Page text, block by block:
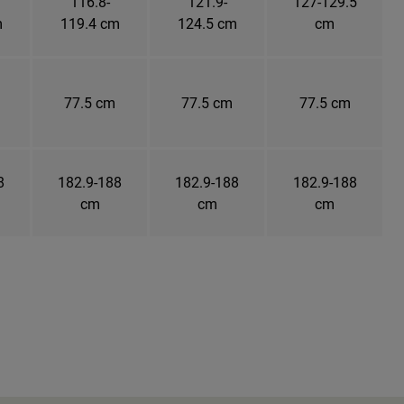
119.4 cm
124.5 cm
cm
77.5 cm 77.5 cm 77.5 cm
182.9-188
cm
182.9-188
cm
182.9-188
cm